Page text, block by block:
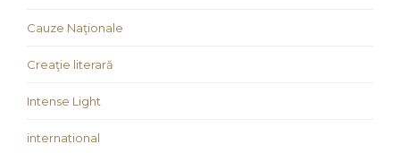
Cauze Naţionale
Creaţie literară
Intense Light
international